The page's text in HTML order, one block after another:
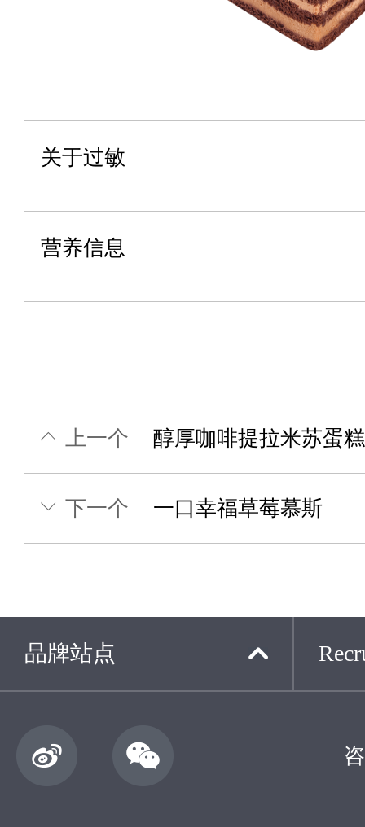
关于过敏
营养信息
上一个 醇厚咖啡提拉米苏蛋糕
下一个 一口幸福草莓慕斯
品牌站点